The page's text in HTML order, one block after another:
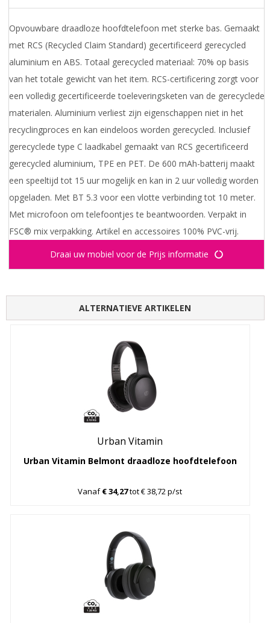
Opvouwbare draadloze hoofdtelefoon met sterke bas. Gemaakt
met RCS (Recycled Claim Standard) gecertificeerd gerecycled
aluminium en ABS. Totaal gerecycled materiaal: 70% op basis
van het totale gewicht van het item. RCS-certificering zorgt voor
een volledig gecertificeerde toeleveringsketen van de gerecyclede
materialen. Aluminium verliest zijn eigenschappen niet in het
recyclingproces en kan eindeloos worden gerecycled. Inclusief
gerecyclede type C laadkabel gemaakt van RCS gecertificeerd
gerecycled aluminium, TPE en PET. De 600 mAh-batterij maakt
een speeltijd tot 15 uur mogelijk en kan in 2 uur volledig worden
opgeladen. Met BT 5.3 voor een vlotte verbinding tot 10 meter.
Met microfoon om telefoontjes te beantwoorden. Verpakt in
FSC® mix verpakking. Artikel en accessoires 100% PVC-vrij.
Draai uw mobiel voor de Prijs informatie
ALTERNATIEVE ARTIKELEN
Urban Vitamin
Urban Vitamin Belmont draadloze hoofdtelefoon
Vanaf€ 34,27tot € 38,72 p/st